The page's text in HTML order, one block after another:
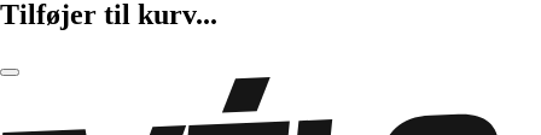
Tilføjer til kurv...